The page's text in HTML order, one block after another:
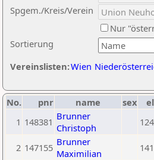
Sortierung
Spgem./Kreis/Verein
Nur
Vereinslisten:Wien
No. pnr name sex
1 148381 Brunner
Christoph
2 147155 Brunner
Maximilian